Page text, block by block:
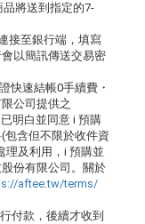
將送到指定的7-
接至銀行端，填寫
以簡訊傳送交易密
快速結帳0手續費・
公司提供之
明白並同意 i 預購
包含但不限於收件資
理及利用，i 預購並
份有限公司。關於
aftee.tw/terms/
付款，後續才收到